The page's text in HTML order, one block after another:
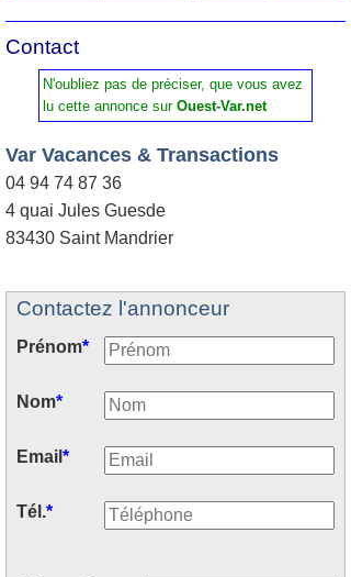
Contact
N'oubliez pas de préciser, que vous avez
lu cette annonce sur Ouest-Var.net
Var Vacances & Transactions
04 94 74 87 36
4 quai Jules Guesde
83430 Saint Mandrier
Contactez l'annonceur
Prénom*
Nom*
Email *
Tél.*